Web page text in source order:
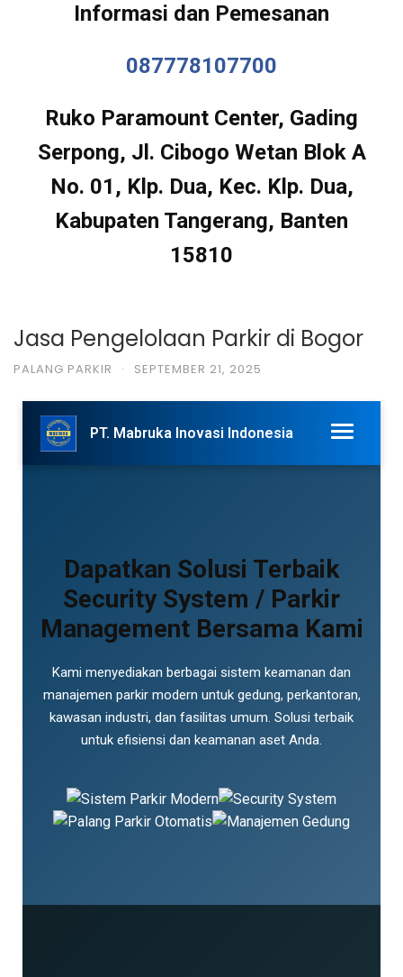
Informasi dan Pemesanan
087778107700
Ruko Paramount Center, Gading
Serpong, Jl. Cibogo Wetan Blok A
No. 01, Klp. Dua, Kec. Klp. Dua,
Kabupaten Tangerang, Banten
15810
Jasa Pengelolaan Parkir di Bogor
PALANG PARKIR · SEPTEMBER 21, 2025
PT. Mabruka Inovasi Indonesia
Dapatkan Solusi Terbaik
Security System / Parkir
Management Bersama Kami
Kami menyediakan berbagai sistem keamanan dan
manajemen parkir modern untuk gedung, perkantoran,
kawasan industri, dan fasilitas umum. Solusi terbaik
untuk efisiensi dan keamanan aset Anda.